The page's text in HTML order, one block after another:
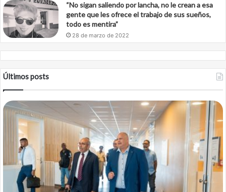
“No sigan saliendo por lancha, no le crean a esa
gente que les ofrece el trabajo de sus sueños,
todo es mentira”
28 de marzo de 2022
Últimos posts